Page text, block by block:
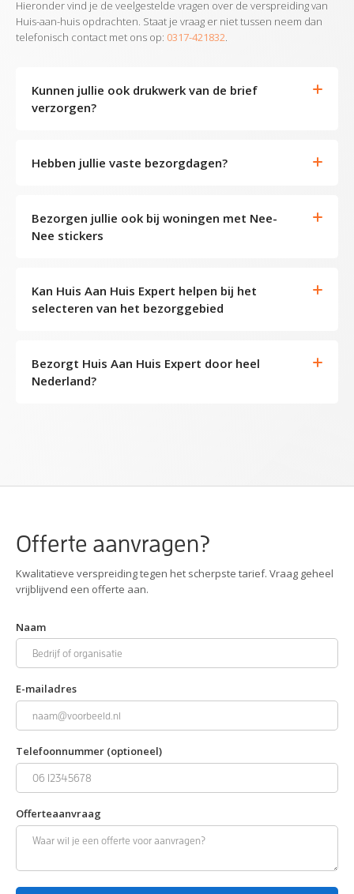
Hieronder vind je de veelgestelde vragen over de verspreiding van
Huis-aan-huis opdrachten. Staat je vraag er niet tussen neem dan
telefonisch contact met ons op: 0317-421832.
Kunnen jullie ook drukwerk van de brief
verzorgen?
Hebben jullie vaste bezorgdagen?
Bezorgen jullie ook bij woningen met Nee-
Nee stickers
Kan Huis Aan Huis Expert helpen bij het
selecteren van het bezorggebied
Bezorgt Huis Aan Huis Expert door heel
Nederland?
Offerte aanvragen?
Kwalitatieve verspreiding tegen het scherpste tarief. Vraag geheel
vrijblijvend een offerte aan.
Naam
E-mailadres
Telefoonnummer (optioneel)
Offerteaanvraag